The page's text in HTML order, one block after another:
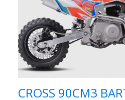
CROSS 90CM3